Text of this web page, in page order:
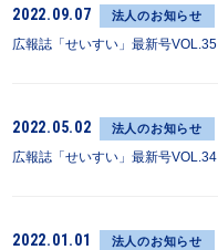
2022.09.07 法人のお知らせ
広報誌「せいすい」最新号
2022.05.02 法人のお知らせ
広報誌「せいすい」最新号
2022.01.01 法人のお知らせ